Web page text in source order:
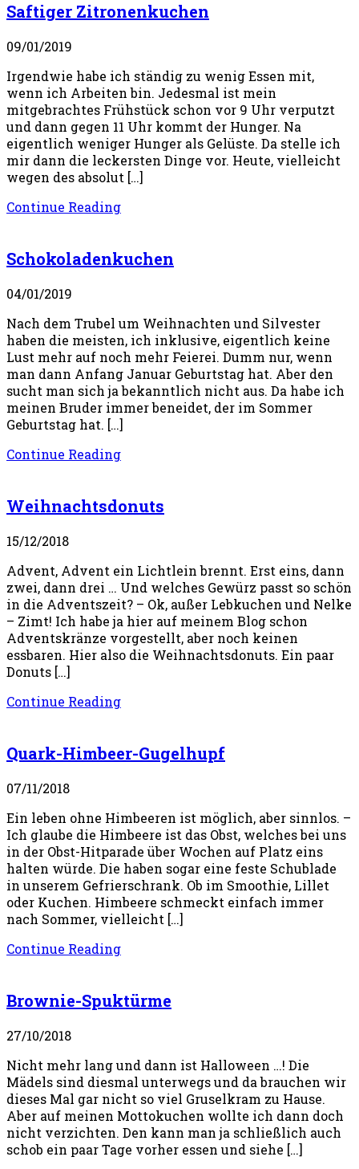
Saftiger Zitronenkuchen
09/01/2019
Irgendwie habe ich ständig zu wenig Essen mit,
wenn ich Arbeiten bin. Jedesmal ist mein
mitgebrachtes Frühstück schon vor 9 Uhr verputzt
und dann gegen 11 Uhr kommt der Hunger. Na
eigentlich weniger Hunger als Gelüste. Da stelle ich
mir dann die leckersten Dinge vor. Heute, vielleicht
wegen des absolut […]
Continue Reading
Schokoladenkuchen
04/01/2019
Nach dem Trubel um Weihnachten und Silvester
haben die meisten, ich inklusive, eigentlich keine
Lust mehr auf noch mehr Feierei. Dumm nur, wenn
man dann Anfang Januar Geburtstag hat. Aber den
sucht man sich ja bekanntlich nicht aus. Da habe ich
meinen Bruder immer beneidet, der im Sommer
Geburtstag hat. […]
Continue Reading
Weihnachtsdonuts
15/12/2018
Advent, Advent ein Lichtlein brennt. Erst eins, dann
zwei, dann drei … Und welches Gewürz passt so schön
in die Adventszeit? – Ok, außer Lebkuchen und Nelke
– Zimt! Ich habe ja hier auf meinem Blog schon
Adventskränze vorgestellt, aber noch keinen
essbaren. Hier also die Weihnachtsdonuts. Ein paar
Donuts […]
Continue Reading
Quark-Himbeer-Gugelhupf
07/11/2018
Ein leben ohne Himbeeren ist möglich, aber sinnlos. –
Ich glaube die Himbeere ist das Obst, welches bei uns
in der Obst-Hitparade über Wochen auf Platz eins
halten würde. Die haben sogar eine feste Schublade
in unserem Gefrierschrank. Ob im Smoothie, Lillet
oder Kuchen. Himbeere schmeckt einfach immer
nach Sommer, vielleicht […]
Continue Reading
Brownie-Spuktürme
27/10/2018
Nicht mehr lang und dann ist Halloween …! Die
Mädels sind diesmal unterwegs und da brauchen wir
dieses Mal gar nicht so viel Gruselkram zu Hause.
Aber auf meinen Mottokuchen wollte ich dann doch
nicht verzichten. Den kann man ja schließlich auch
schob ein paar Tage vorher essen und siehe […]